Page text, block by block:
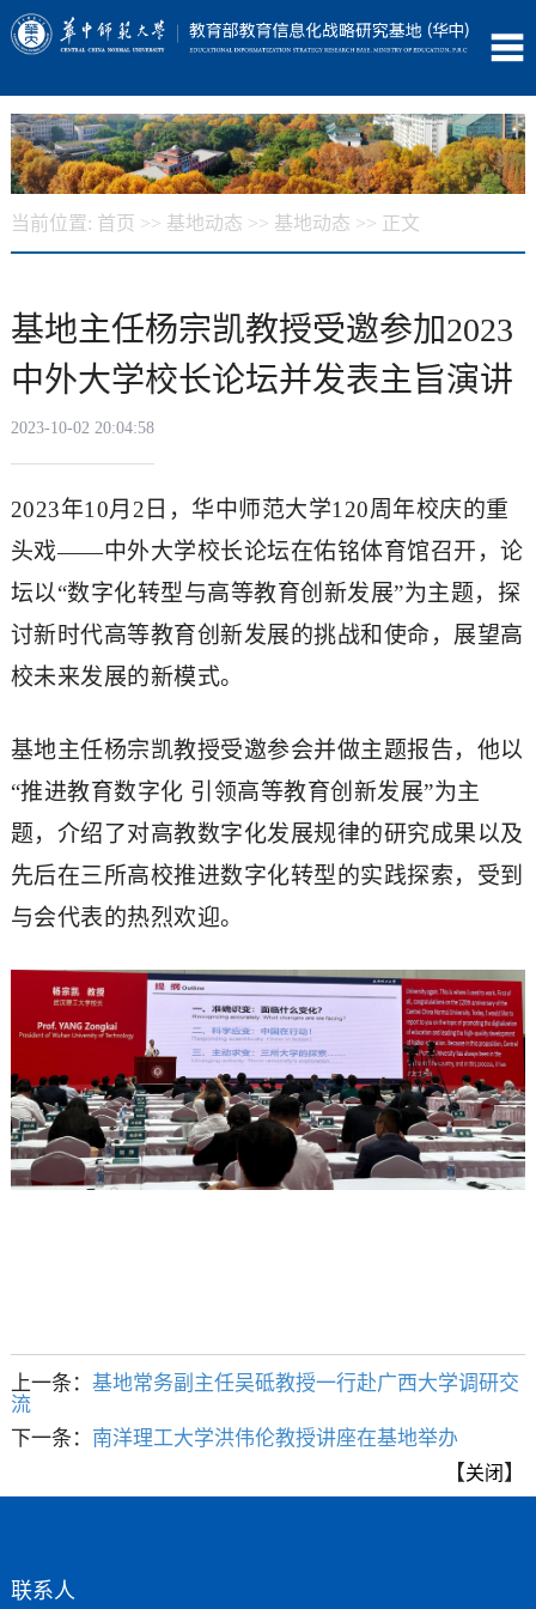
当前位置: 首页 >> 基地动态 >> 基地动态 >> 正文
基地主任杨宗凯教授受邀参加2023
中外大学校长论坛并发表主旨演讲
2023-10-02 20:04:58
2023年10月2日，华中师范大学120周年校庆的重
头戏——中外大学校长论坛在佑铭体育馆召开，论
坛以“数字化转型与高等教育创新发展”为主题，探
讨新时代高等教育创新发展的挑战和使命，展望高
校未来发展的新模式。
基地主任杨宗凯教授受邀参会并做主题报告，他以
“推进教育数字化 引领高等教育创新发展”为主
题，介绍了对高教数字化发展规律的研究成果以及
先后在三所高校推进数字化转型的实践探索，受到
与会代表的热烈欢迎。
上一条： 基地常务副主任吴砥教授一行赴广西大学调研交
流
下一条： 南洋理工大学洪伟伦教授讲座在基地举办
【关闭 】
联系人